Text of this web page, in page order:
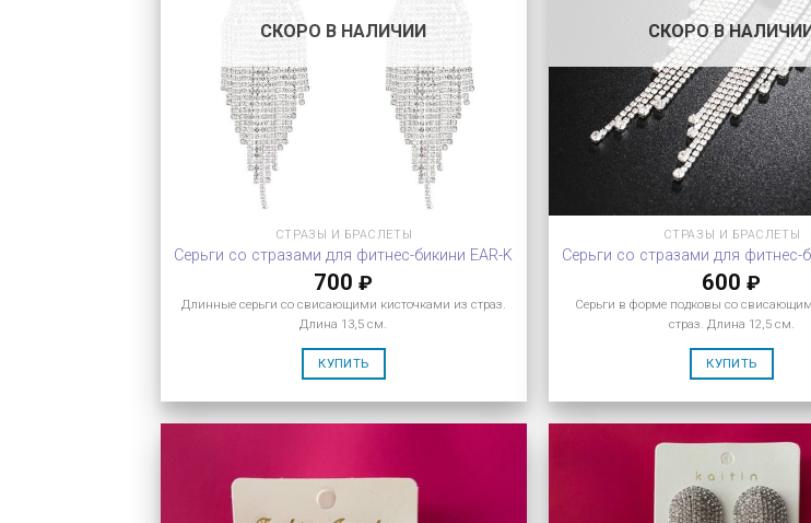
СКОРО В НАЛИЧИИ
СТРАЗЫ И БРАСЛЕТЫ
Серьги со стразами для фитнес-бикини EAR-K
700₽
Длинные серьги со свисающими кисточками из страз.
Длина 13,5 см.
КУПИТЬ
СКОРО В
СТРАЗЫ И БРАСЛЕТЫ
Серьги со стразами для фитнес-
600₽
Серьги в форме подковы со
страз. Длина 12,5 см.
КУПИТЬ